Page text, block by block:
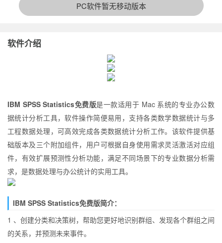
PC软件暂无移动版本
软件介绍
IBM SPSS Statistics免费版是一款适用于 Mac 系统的专业办公数
据统计分析工具，软件操作简便易用，支持各类数学数据统计与多
工程数据处理，可高效完成各类数据统计分析工作。该软件提供基
础版本及三个附加组件，用户可根据自身使用需求灵活激活对应组
件，有效扩展预测性分析功能，满足不同场景下的专业数据分析需
求，是数据处理与办公统计的实用工具。
IBM SPSS Statistics免费版简介：
1 、创建分类和决策树，帮助您更好地识别群组、发现各个群组之间
的关系，并预测未来事件。